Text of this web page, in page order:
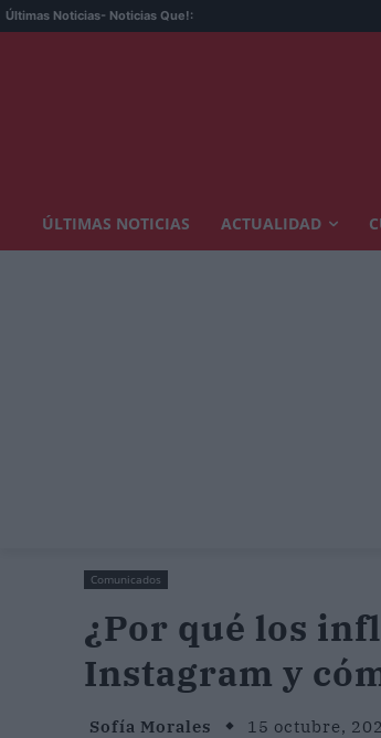
Últimas Noticias- Noticias Que!:
ÚLTIMAS NOTICIAS ACTUALIDAD
Comunicados
¿Por qué los
Instagram y
Sofía Morales 15 octubre,